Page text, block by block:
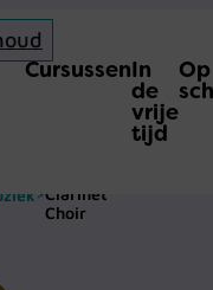
CursussenIn
de
vrije
tijd
Op
>Clarinet
Choir